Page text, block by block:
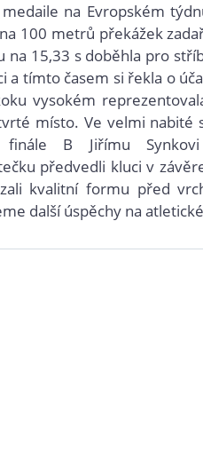
na Evropském
100 metrů překážek
15,33 s doběhla pro
a tímto časem si řekla o
vysokém
místo. Ve velmi nabité
B Jiřímu
předvedli kluci v
kvalitní formu před
další úspěchy na